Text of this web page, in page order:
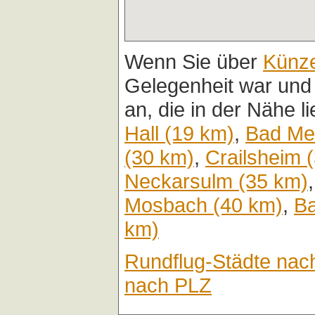
Wenn Sie über
Gelegenheit war
an, die in der Nähe
Hall (19 km), Bad
(30 km), Crailsheim
Neckarsulm (35 km)
Mosbach (40 km),
km)
Rundflug-Städte
nach PLZ